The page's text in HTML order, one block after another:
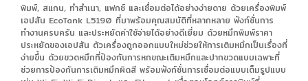
พิมพ์, สแกน, ทำสำเนา, แฟกซ์ และเชื่อมต่อได้อย่างง่ายดาย ด้วยเครื่องพิมพ์
เอปสัน EcoTank L5190 ที่มาพร้อมคุณสมบัติที่หลากหลาย ฟังก์ชั่นการ
ทำงานครบครัน และประหยัดค่าใช้จ่ายได้อย่างดีเยี่ยม ด้วยหมึกพิมพ์ราคา
ประหยัดของเอปสัน ตัวเครื่องถูกออกแบบใหม่ช่วยให้การเติมหมึกเป็นเรื่องที่
ง่ายขึ้น ด้วยขวดหมึกที่ป้องกันการหกขณะเติมหมึกและปากขวดแบบเฉพาะที่
ช่วยการป้องกันการเติมหมึกผิดสี พร้อมฟังก์ชั่นการเชื่อมต่อแบบเต็มรูปแบบ